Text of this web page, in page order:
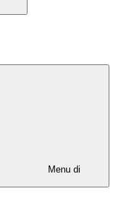
Menu di